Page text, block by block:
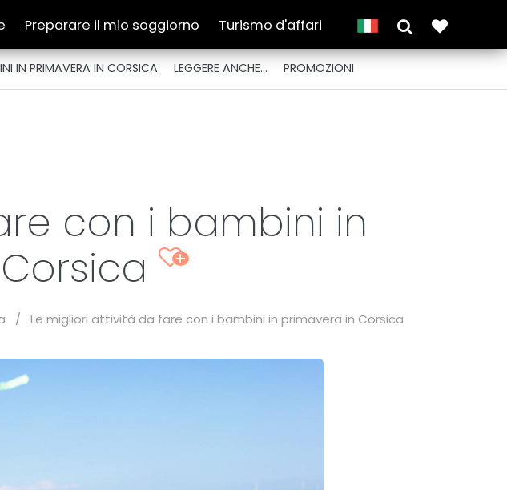
Preparare il mio soggiorno Turismo d'affari
IN PRIMAVERA IN CORSICA LEGGERE ANCHE... PROMOZIONI
con i bambini in
+
/ Le migliori attività da fare con i bambini in primavera in Corsica